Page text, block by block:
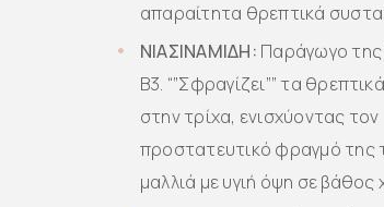
απαραίτητα θρεπτικά
ΝΙΑΣΙΝΑΜΙΔΗ: Παράγωγο της
Β3. “”Σφραγίζει”” τα
στην τρίχα, ενισχύοντας τον
προστατευτικό φραγμό της
μαλλιά με υγιή όψη σε βάθος